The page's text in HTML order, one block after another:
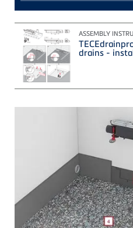
ASSEMBLY
drains -